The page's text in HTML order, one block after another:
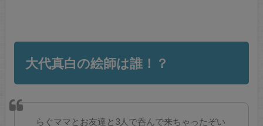
大代真白の絵師は誰！？
らぐママとお友達と3人で呑んで来ちゃったぞい